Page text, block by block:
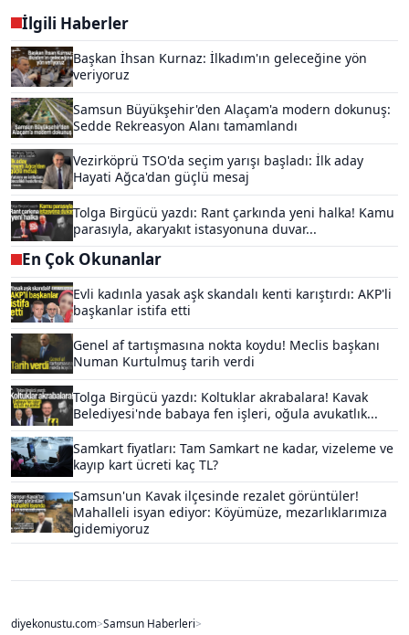
İlgili Haberler
Başkan İhsan Kurnaz: İlkadım'ın geleceğine yön
veriyoruz
Samsun Büyükşehir'den Alaçam'a modern dokunuş:
Sedde Rekreasyon Alanı tamamlandı
Vezirköprü TSO'da seçim yarışı başladı: İlk aday
Hayati Ağca'dan güçlü mesaj
Tolga Birgücü yazdı: Rant çarkında yeni halka! Kamu
parasıyla, akaryakıt istasyonuna duvar...
En Çok Okunanlar
Evli kadınla yasak aşk skandalı kenti karıştırdı: AKP'li
başkanlar istifa etti
Genel af tartışmasına nokta koydu! Meclis başkanı
Numan Kurtulmuş tarih verdi
Tolga Birgücü yazdı: Koltuklar akrabalara! Kavak
Belediyesi'nde babaya fen işleri, oğula avukatlık...
Samkart fiyatları: Tam Samkart ne kadar, vizeleme ve
kayıp kart ücreti kaç TL?
Samsun'un Kavak ilçesinde rezalet görüntüler!
Mahalleli isyan ediyor: Köyümüze, mezarlıklarımıza
gidemiyoruz
diyekonustu.com>Samsun Haberleri>